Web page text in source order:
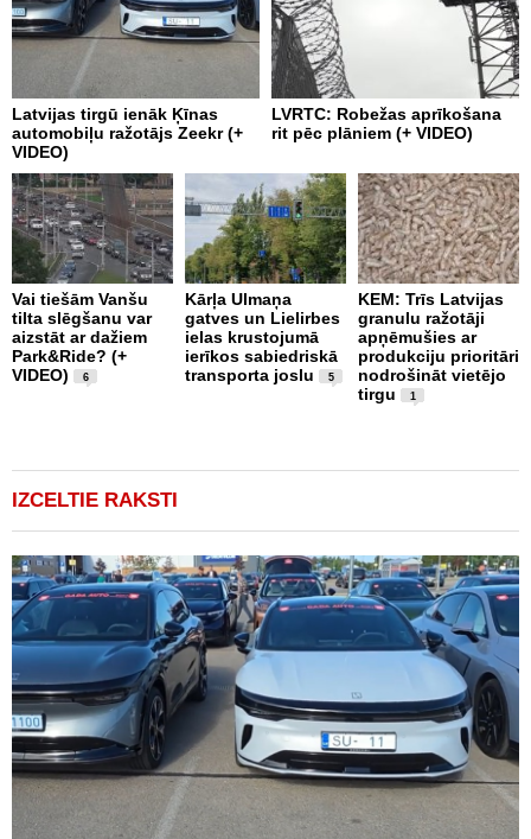
Latvijas tirgū ienāk Ķīnas
automobiļu ražotājs Zeekr (+
VIDEO)
LVRTC: Robežas aprīkošana
rit pēc plāniem (+ VIDEO)
Vai tiešām Vanšu
tilta slēgšanu var
aizstāt ar dažiem
Park&Ride? (+
VIDEO)
6
Kārļa Ulmaņa
gatves un Lielirbes
ielas krustojumā
ierīkos sabiedriskā
transporta joslu
5
KEM: Trīs Latvijas
granulu ražotāji
apņēmušies ar
produkciju prioritāri
nodrošināt vietējo
tirgu
1
IZCELTIE RAKSTI